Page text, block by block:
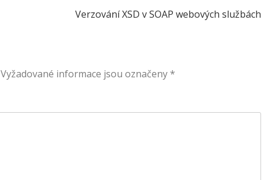
Verzování XSD v SOAP webových službách
Vyžadované informace jsou označeny *